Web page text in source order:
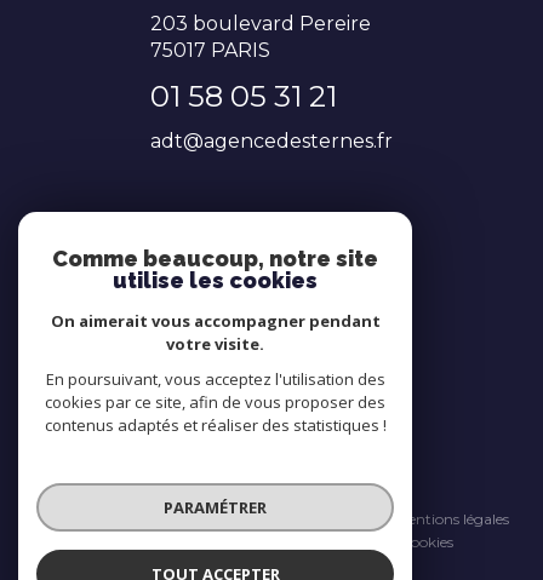
203 boulevard Pereire
75017 PARIS
01 58 05 31 21
adt@agencedesternes.fr
Nous suivre
© 2026 | Tous droits réservés
Nos honoraires
Nos partenaires
Mentions légales
Cookies
Comme beaucoup, notre site
utilise les cookies
On aimerait vous accompagner pendant
votre visite.
En poursuivant, vous acceptez l'utilisation des
cookies par ce site, afin de vous proposer des
contenus adaptés et réaliser des statistiques !
PARAMÉTRER
TOUT ACCEPTER